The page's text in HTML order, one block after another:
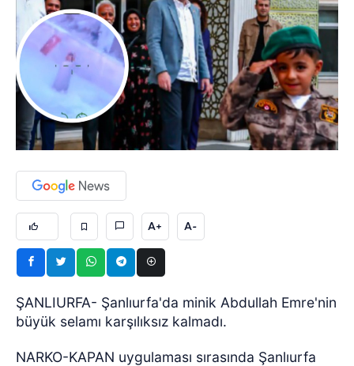
A+ A-
ŞANLIURFA- Şanlıurfa'da minik Abdullah Emre'nin
büyük selamı karşılıksız kalmadı.
NARKO-KAPAN uygulaması sırasında Şanlıurfa